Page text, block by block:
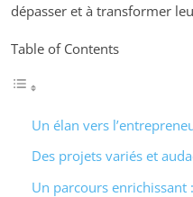
dépasser et à transformer
Table of Contents
Un élan vers
Des projets variés et
Un parcours enrichissant